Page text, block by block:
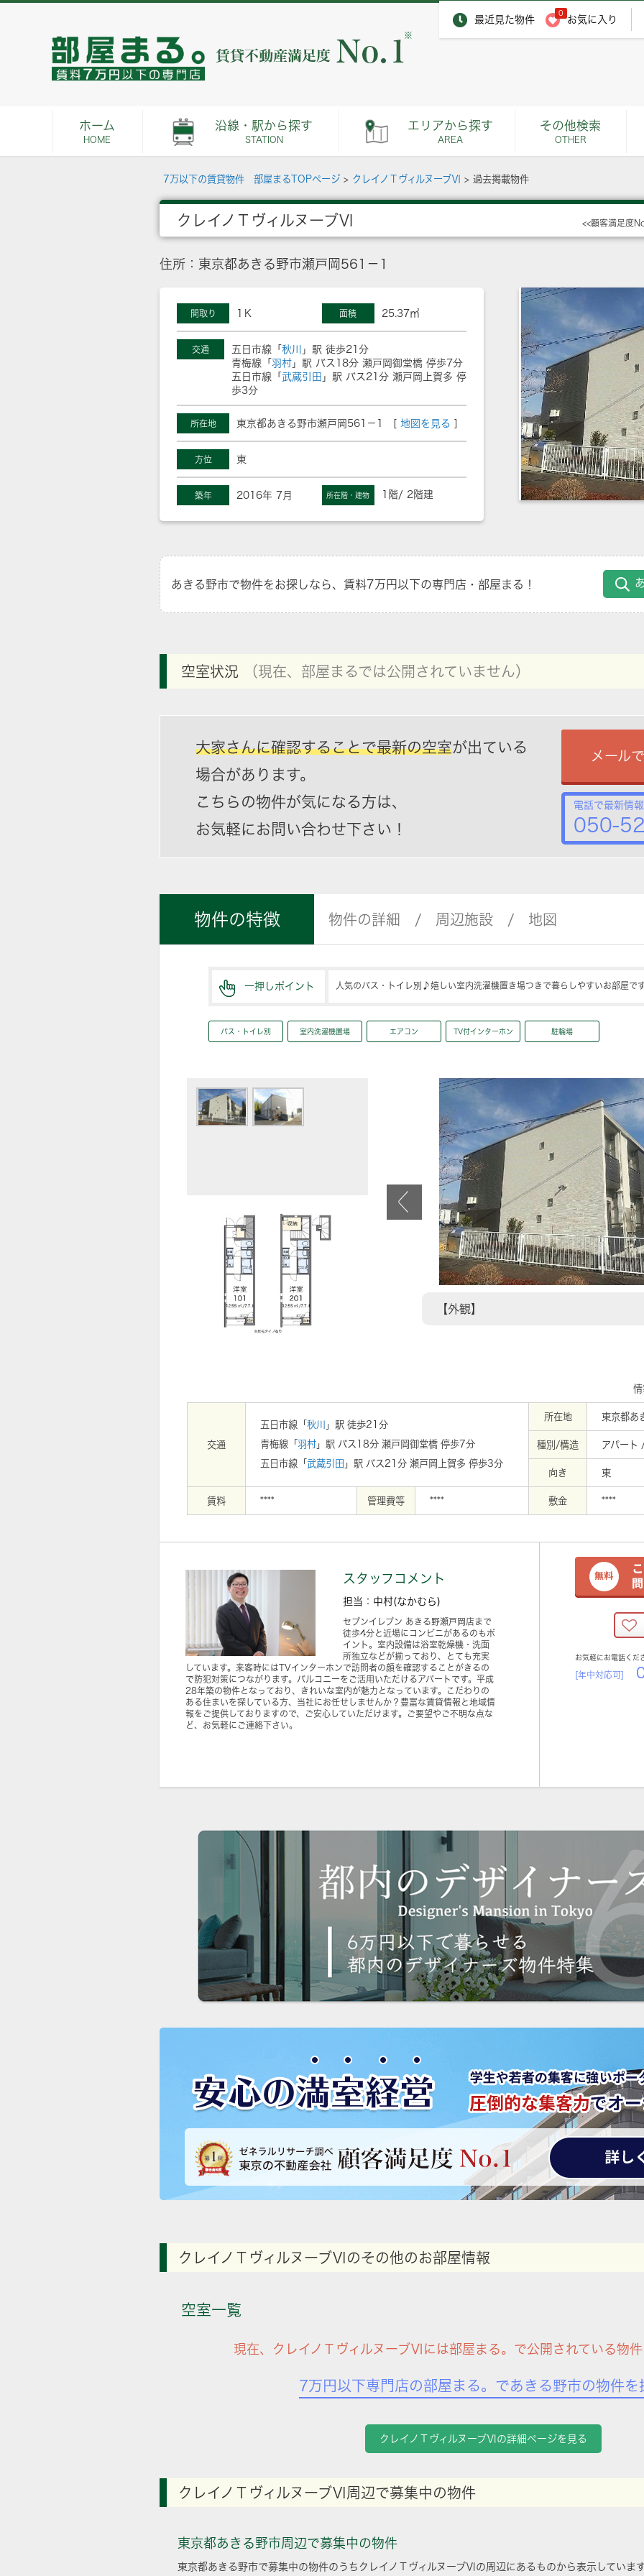
最近見た物件
0
お気に入り
※
ホーム
HOME
沿線・駅から探す
STATION
エリアから探す
AREA
その他検索
OTHER
7万以下の賃貸物件 部屋まるTOPページ > クレイノＴヴィルヌーブⅥ > 過去掲載物件
クレイノＴヴィルヌーブⅥ <<顧客満足度
住所：東京都あきる野市瀬戸岡561－1
間取り 1Ｋ 面積 25.37㎡
交通 五日市線「 秋川
」駅 徒歩21分
青梅線「 羽村」駅 バス18分 瀬戸岡御堂橋 停歩7分
五日市線「 武蔵引田 」駅 バス21分 瀬戸岡上賀多 停
歩3分
所在地 東京都あきる野市瀬戸岡561－1 [ 地図を見る
方位 東
築年 2016年 7月 所在階・建物 1階/ 2階建
あきる野市で物件をお探しなら、賃料7万円以下の専門店・部屋まる！
空室状況 （現在、部屋まるでは公開されていません）
大家さんに確認することで最新の空室が出ている
場合があります。
こちらの物件が気になる方は、
お気軽にお問い合わせ下さい！
メール
電話で最新情
050-
物件の特徴 物件の詳細 周辺施設 地図
一押しポイント 人気のバス・トイレ別♪嬉しい室内洗濯機置き場つきで暮らしやすいお部屋で
バス・トイレ別 室内洗濯機置場 エアコン TV付インターホン 駐輪場
【外観】
交通
五日市線「 秋川
」駅 徒歩21分
青梅線「 羽村 」駅 バス18分 瀬戸岡御堂橋 停歩7分
五日市線「 武蔵引田 」駅 バス21分 瀬戸岡上賀多 停歩3分
所在地 東京都あ
種別/構造 アパート
向き 東
賃料 **** 管理費等 **** 敷金 ****
スタッフコメント
担当：中村(なかむら)
セブンイレブン あきる野瀬戸岡店まで
徒歩4分と近場にコンビニがあるのもポ
イント。室内設備は浴室乾燥機・洗面
所独立などが揃っており、とても充実
しています。来客時にはTVインターホンで訪問者の顔を確認することがきるの
で防犯対策につながります。バルコニーをご活用いただけるアパートです。平成
28年築の物件となっており、きれいな室内が魅力となっています。こだわりの
ある住まいを探している方、当社にお任せしませんか？豊富な賃貸情報と地域情
報をご提供しておりますので、ご安心していただけます。ご要望やご不明な点な
ど、お気軽にご連絡下さい。
お気軽にお電話くだ
[年中対応可]
クレイノＴヴィルヌーブⅥのその他のお部屋情報
空室一覧
現在、クレイノＴヴィルヌーブⅥには部屋まる。で公開されている物
7万円以下専門店の部屋まる。であきる野市の物件を
クレイノＴヴィルヌーブⅥの詳細ページを見る
クレイノＴヴィルヌーブⅥ周辺で募集中の物件
東京都あきる野市周辺で募集中の物件
東京都あきる野市で募集中の物件のうちクレイノＴヴィルヌーブⅥの周辺にあるものから表示していま